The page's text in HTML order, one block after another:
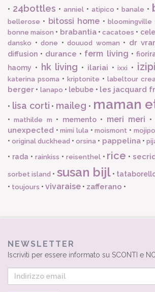
• 24bottles • anniel• atipico •banale •
bellerose • bitossi home • bloomingville
bonne maison • brabantia•cacatoes •
dansko • done • douuod woman • dr
diffusion • durance • ferm living •
haomy • hk living • ilariai •ixxi •
katerina psoma • kriptonite • labeltour
berger • lanapo • lebube • les jacquard
• lisa corti • maileg • maman
•mathilde m • memento• meri meri
unexpected •mimi lula •moismont •
•original duckhead •orsina • pappelina•
• rada • rainkiss • reisenthel• rice •
sorbet island • susan bijl•
• toujours • vivaraise • zafferano •
NEWSLETTER
Iscriviti per essere informato su SCONTI e